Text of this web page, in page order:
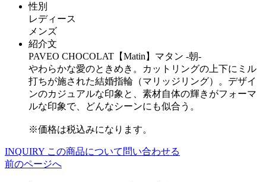
性別
レディース
メンズ
紹介文
PAVEO CHOCOLAT【Matin】マタン -朝-
やわらかな愛のときめき。カットリングの上下にミル
打ちが施された結婚指輪（マリッジリング）。デザイ
ンのカジュアルな印象と、素材自体の輝きがフォーマ
ルな印象で、どんなシーンにも似合う。
※価格は税込みになります。
INQUIRY この商品について問い合わせる
前のページへ